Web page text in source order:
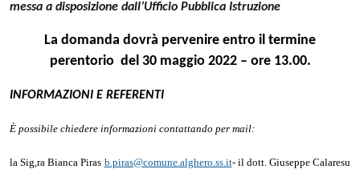
messa a disposizione dall’Ufficio Pubblica Istruzione
La domanda dovrà pervenire entro il termine
perentorio del 30 maggio2022 – ore 13.00.
INFORMAZIONI E REFERENTI
È possibile chiedere informazioni contattando per mail:
la Sig,ra Bianca Piras b.piras@comune.alghero.ss.it- il dott. Giuseppe Calaresu